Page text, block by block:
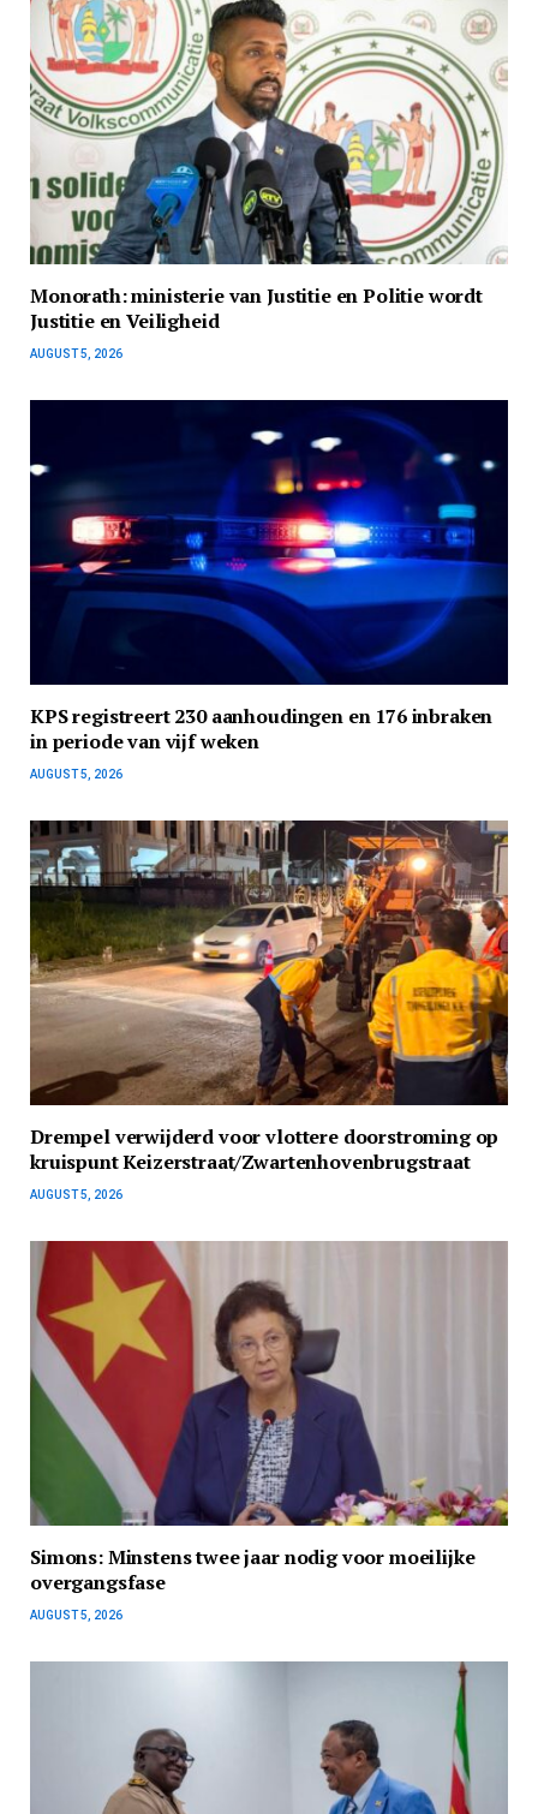
Monorath: ministerie van Justitie en Politie wordt
Justitie en Veiligheid
AUGUST 5, 2026
KPS registreert 230 aanhoudingen en 176 inbraken
in periode van vijf weken
AUGUST 5, 2026
Drempel verwijderd voor vlottere doorstroming op
kruispunt Keizerstraat/Zwartenhovenbrugstraat
AUGUST 5, 2026
Simons: Minstens twee jaar nodig voor moeilijke
overgangsfase
AUGUST 5, 2026